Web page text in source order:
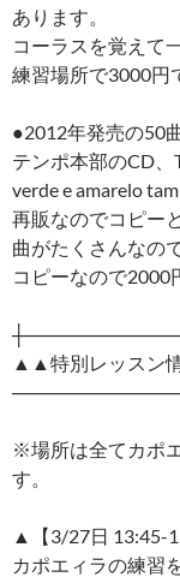
あります。
コーラスを覚えて
練習場所で3000円
●2012年発売の50
テンポ本部のCD、
verde e amarelo
再販なのでコピー
曲がたくさんなの
コピーなので2000
▲▲特別レッスン
※場所は全てカポ
す。
▲【3/27日 13:45-
カポエィラの練習